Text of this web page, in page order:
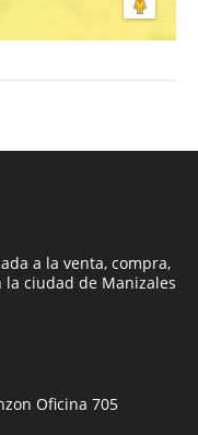
a la venta, compra,
ciudad de Manizales
Oficina 705